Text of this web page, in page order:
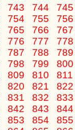
743 744
754 755
765 766
776 777
787 788
798 799
809 810
811
820 821
831 832
842 843
853 854